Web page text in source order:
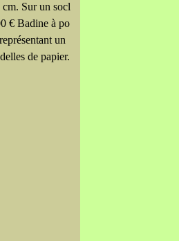
Sur un socl
€ Badine à po
un
de papier.